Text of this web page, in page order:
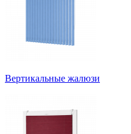
Вертикальные жалюзи